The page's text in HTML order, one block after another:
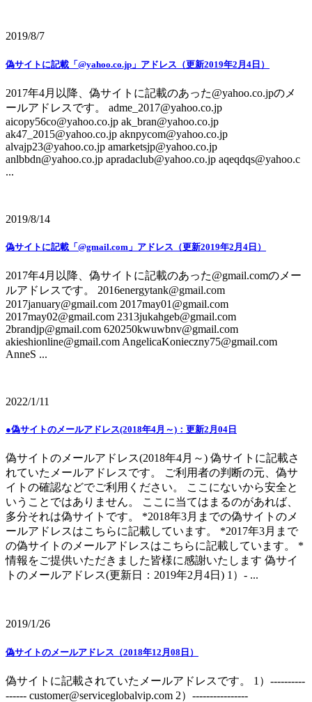
2019/8/7
偽サイトに記載「@yahoo.co.jp」アドレス（更新2019年2月4日）
2017年4月以降、偽サイトに記載のあった@yahoo.co.jpのメ
ールアドレスです。 adme_2017@yahoo.co.jp
aicopy56co@yahoo.co.jp ak_bran@yahoo.co.jp
ak47_2015@yahoo.co.jp aknpycom@yahoo.co.jp
alvajp23@yahoo.co.jp amarketsjp@yahoo.co.jp
anlbbdn@yahoo.co.jp apradaclub@yahoo.co.jp aqeqdqs@yahoo.c
...
2019/8/14
偽サイトに記載「@gmail.com」アドレス（更新2019年2月4日）
2017年4月以降、偽サイトに記載のあった@gmail.comのメー
ルアドレスです。 2016energytank@gmail.com
2017january@gmail.com 2017may01@gmail.com
2017may02@gmail.com 2313jukahgeb@gmail.com
2brandjp@gmail.com 620250kwuwbnv@gmail.com
akieshionline@gmail.com AngelicaKonieczny75@gmail.com
AnneS ...
2022/1/11
●偽サイトのメールアドレス(2018年4月～)：更新2月04日
偽サイトのメールアドレス(2018年4月～) 偽サイトに記載さ
れていたメールアドレスです。 ご利用者の判断の元、偽サ
イトの確認などでご利用ください。 ここにないから安全と
いうことではありません。 ここに当てはまるのがあれば、
多分それは偽サイトです。 *2018年3月までの偽サイトのメ
ールアドレスはこちらに記載しています。 *2017年3月まで
の偽サイトのメールアドレスはこちらに記載しています。 *
情報をご提供いただきました皆様に感謝いたします 偽サイ
トのメールアドレス(更新日：2019年2月4日) 1）- ...
2019/1/26
偽サイトのメールアドレス（2018年12月08日）
偽サイトに記載されていたメールアドレスです。 1）----------
------ customer@serviceglobalvip.com 2）----------------